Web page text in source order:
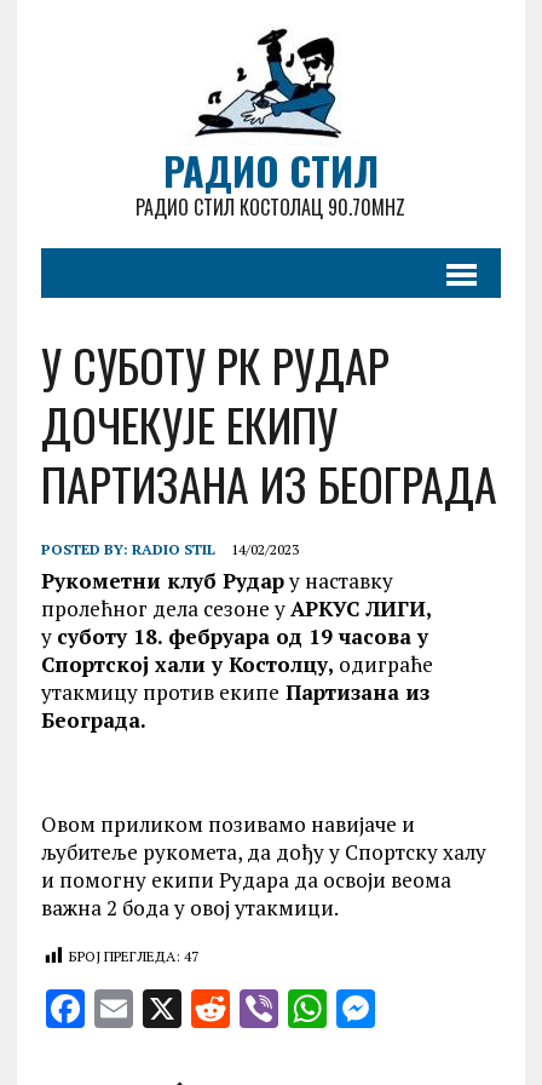
РАДИО СТИЛ
РАДИО СТИЛ КОСТОЛАЦ 90.70MHZ
У СУБОТУ РК РУДАР
ДОЧЕКУЈЕ ЕКИПУ
ПАРТИЗАНА ИЗ БЕОГРАДА
POSTED BY: RADIO STIL 14/02/2023
Рукометни клуб Рудару наставку
пролећног дела сезоне уАРКУС ЛИГИ,
у суботу 18. фебруара од 19 часова у
Спортској хали у Костолцу, одиграће
утакмицу против екипе Партизана из
Београда.
Овом приликом позивамо навијаче и
љубитеље рукомета, да дођу у Спортску халу
и помогну екипи Рудара да освоји веома
важна 2 бода у овој утакмици.
БРОЈ ПРЕГЛЕДА: 47
F E X R V WM